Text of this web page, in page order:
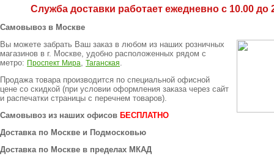
Служба доставки работает ежедневно с 10.00 до
Самовывоз в Москве
Вы можете забрать Ваш заказ в любом из наших розничных
магазинов в г. Москве, удобно расположенных рядом с
метро: Проспект Мира, Таганская.
Продажа товара производится по специальной офисной
цене со скидкой (при условии оформления заказа через сайт
и распечатки страницы с перечнем товаров).
Самовывоз из наших офисов БЕСПЛАТНО
Доставка по Москве и Подмосковью
Доставка по Москве в пределах МКАД